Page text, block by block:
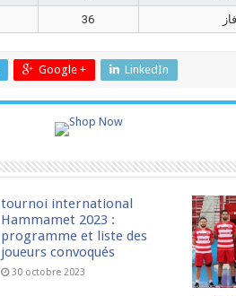
36
Google + LinkedIn
tournoi international
Hammamet 2023 :
programme et liste des
joueurs convoqués
30 octobre 2023